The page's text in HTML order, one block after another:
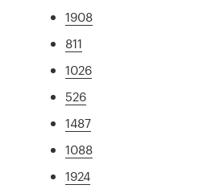
1908
811
1026
526
1487
1088
1924